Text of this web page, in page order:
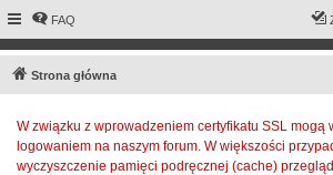
FAQ
Strona główna
W związku z wprowadzeniem certyfikatu SSL mogą
logowaniem na naszym forum. W większości
wyczyszczenie pamięci podręcznej (cache)